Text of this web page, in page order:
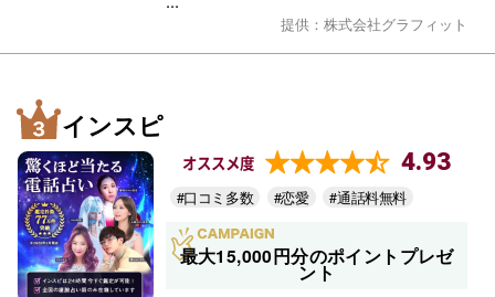
提供：株式会社グラフィット
インスピ
オススメ度 4.93
#口コミ多数 #恋愛 #通話料無料
最大15,000円分のポイントプレゼ
ント